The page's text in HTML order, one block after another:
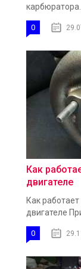
карбюратора...
0
Как
двигателе
Как
двигателе
0